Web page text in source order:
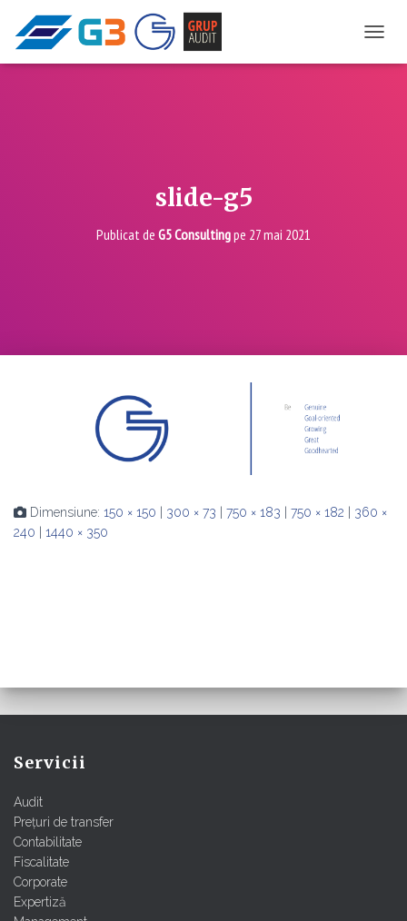
slide-g5
Publicat de G5 Consultingpe 27 mai 2021
Dimensiune: 150 × 150 | 300 × 73 | 750 × 183 | 750 × 182 | 360 ×
240 | 1440 × 350
Servicii
Audit
Prețuri de transfer
Contabilitate
Fiscalitate
Corporate
Expertiză